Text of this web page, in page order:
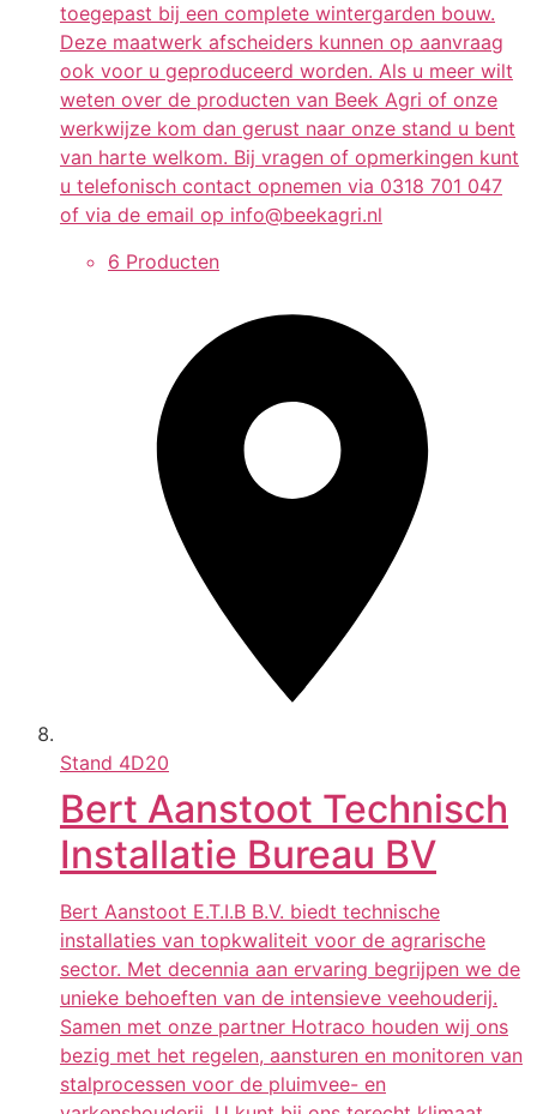
toegepast bij een complete wintergarden bouw.
Deze maatwerk afscheiders kunnen op aanvraag
ook voor u geproduceerd worden. Als u meer wilt
weten over de producten van Beek Agri of onze
werkwijze kom dan gerust naar onze stand u bent
van harte welkom. Bij vragen of opmerkingen kunt
u telefonisch contact opnemen via 0318 701 047
of via de email op info@beekagri.nl
6 Producten
Stand 4D20
Bert Aanstoot Technisch
Installatie Bureau BV
Bert Aanstoot E.T.I.B B.V. biedt technische
installaties van topkwaliteit voor de agrarische
sector. Met decennia aan ervaring begrijpen we de
unieke behoeften van de intensieve veehouderij.
Samen met onze partner Hotraco houden wij ons
bezig met het regelen, aansturen en monitoren van
stalprocessen voor de pluimvee- en